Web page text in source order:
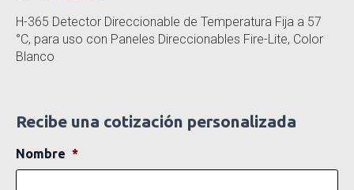
H-365 Detector Direccionable de Temperatura Fija a 57
°C, para uso con Paneles Direccionables Fire-Lite, Color
Blanco
Recibe una cotización personalizada
Nombre *